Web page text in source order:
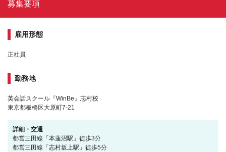
募集要項
雇用形態
正社員
勤務地
英会話スクール『WinBe』志村校
東京都板橋区大原町7-21
詳細・交通
都営三田線「本蓮沼駅」徒歩3分
都営三田線「志村坂上駅」徒歩5分